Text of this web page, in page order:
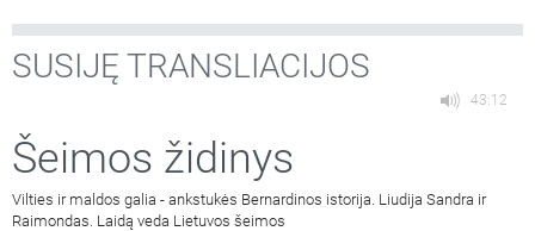
SUSIJĘ TRANSLIACIJOS
43:12
Šeimos židinys
Vilties ir maldos galia - ankstukės Bernardinos istorija. Liudija Sandra ir
Raimondas. Laidą veda Lietuvos šeimos